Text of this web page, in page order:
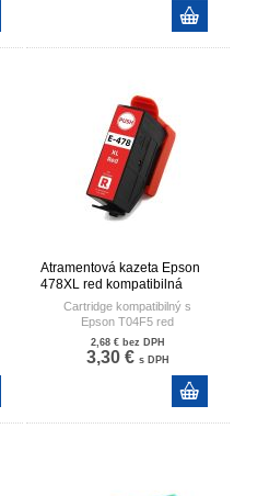
uvádzané pri 5% pokrytí strany
Atramentová kazeta Epson
478XL red kompatibilná
Cartridge kompatibilný s
Epson T04F5 red
Originálne označenie
cartridge C13T04F54010
Objem atramentu v kazete 12ml
2,68 € bez DPH
3,30 € s DPH